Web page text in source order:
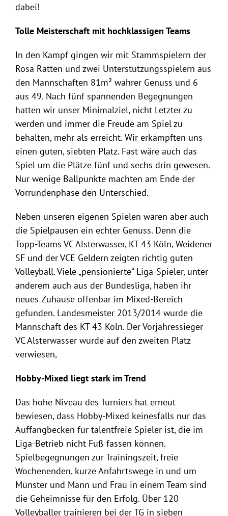
dabei!
Tolle Meisterschaft mit hochklassigen Teams
In den Kampf gingen wir mit Stammspielern der
Rosa Ratten und zwei Unterstützungsspielern aus
den Mannschaften 81m² wahrer Genuss und 6
aus 49. Nach fünf spannenden Begegnungen
hatten wir unser Minimalziel, nicht Letzter zu
werden und immer die Freude am Spiel zu
behalten, mehr als erreicht. Wir erkämpften uns
einen guten, siebten Platz. Fast wäre auch das
Spiel um die Plätze fünf und sechs drin gewesen.
Nur wenige Ballpunkte machten am Ende der
Vorrundenphase den Unterschied.
Neben unseren eigenen Spielen waren aber auch
die Spielpausen ein echter Genuss. Denn die
Topp-Teams VC Alsterwasser, KT 43 Köln, Weidener
SF und der VCE Geldern zeigten richtig guten
Volleyball. Viele „pensionierte“ Liga-Spieler, unter
anderem auch aus der Bundesliga, haben ihr
neues Zuhause offenbar im Mixed-Bereich
gefunden. Landesmeister 2013/2014 wurde die
Mannschaft des KT 43 Köln. Der Vorjahressieger
VC Alsterwasser wurde auf den zweiten Platz
verwiesen,
Hobby-Mixed liegt stark im Trend
Das hohe Niveau des Turniers hat erneut
bewiesen, dass Hobby-Mixed keinesfalls nur das
Auffangbecken für talentfreie Spieler ist, die im
Liga-Betrieb nicht Fuß fassen können.
Spielbegegnungen zur Trainingszeit, freie
Wochenenden, kurze Anfahrtswege in und um
Münster und Mann und Frau in einem Team sind
die Geheimnisse für den Erfolg. Über 120
Volleyballer trainieren bei der TG in sieben